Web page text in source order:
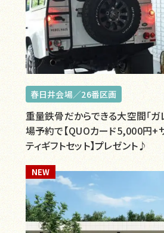
春日井会場／26番区画
重量鉄骨だからできる大空間「ガ
場予約で【QUOカード5,000円+
ティギフトセット】プレゼント♪
NEW